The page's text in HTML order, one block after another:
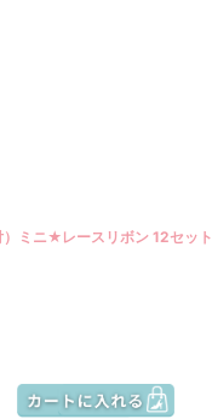
ミニ★レースリボン 12セット